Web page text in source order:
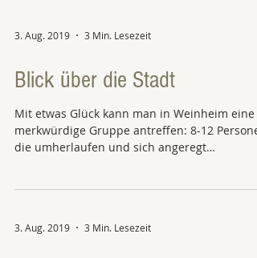
3. Aug. 2019 3 Min. Lesezeit
Blick über die Stadt
Mit etwas Glück kann man in Weinheim eine
merkwürdige Gruppe antreffen: 8-12 Personen,
die umherlaufen und sich angeregt
3. Aug. 2019 3 Min. Lesezeit